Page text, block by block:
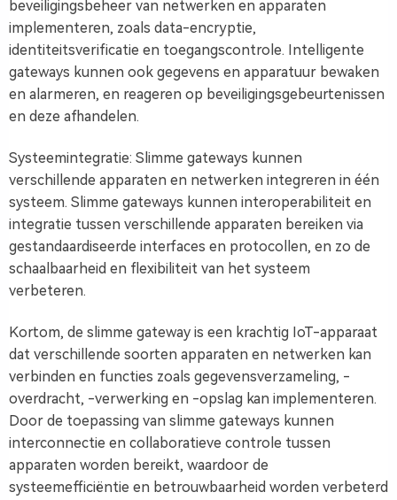
beveiligingsbeheer van netwerken en apparaten
implementeren, zoals data-encryptie,
identiteitsverificatie en toegangscontrole. Intelligente
gateways kunnen ook gegevens en apparatuur bewaken
en alarmeren, en reageren op beveiligingsgebeurtenissen
en deze afhandelen.
Systeemintegratie: Slimme gateways kunnen
verschillende apparaten en netwerken integreren in één
systeem. Slimme gateways kunnen interoperabiliteit en
integratie tussen verschillende apparaten bereiken via
gestandaardiseerde interfaces en protocollen, en zo de
schaalbaarheid en flexibiliteit van het systeem
verbeteren.
Kortom, de slimme gateway is een krachtig IoT-apparaat
dat verschillende soorten apparaten en netwerken kan
verbinden en functies zoals gegevensverzameling, -
overdracht, -verwerking en -opslag kan implementeren.
Door de toepassing van slimme gateways kunnen
interconnectie en collaboratieve controle tussen
apparaten worden bereikt, waardoor de
systeemefficiëntie en betrouwbaarheid worden verbeterd